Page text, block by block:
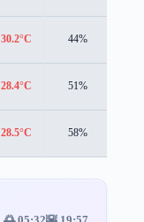
30.2°C 44%
28.4°C 51%
28.5°C 58%